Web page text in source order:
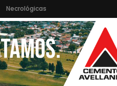
Necrológicas